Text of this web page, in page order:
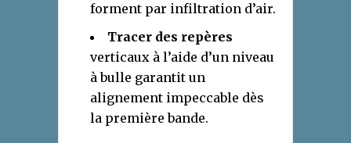
forment par infiltration d’air.
Tracer des repères
verticaux à l’aide d’un niveau
à bulle garantit un
alignement impeccable dès
la première bande.